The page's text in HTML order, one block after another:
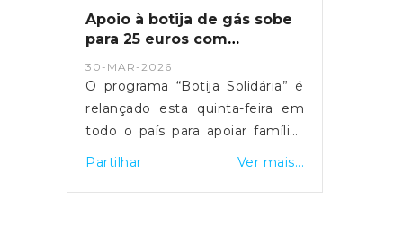
Apoio à botija de gás sobe
para 25 euros com
30-MAR-2026
O programa “Botija Solidária” é
relançado esta quinta-feira em
todo o país para apoiar famílias
de gás. O primeiro-ministro Luís
Partilhar Ver mais...